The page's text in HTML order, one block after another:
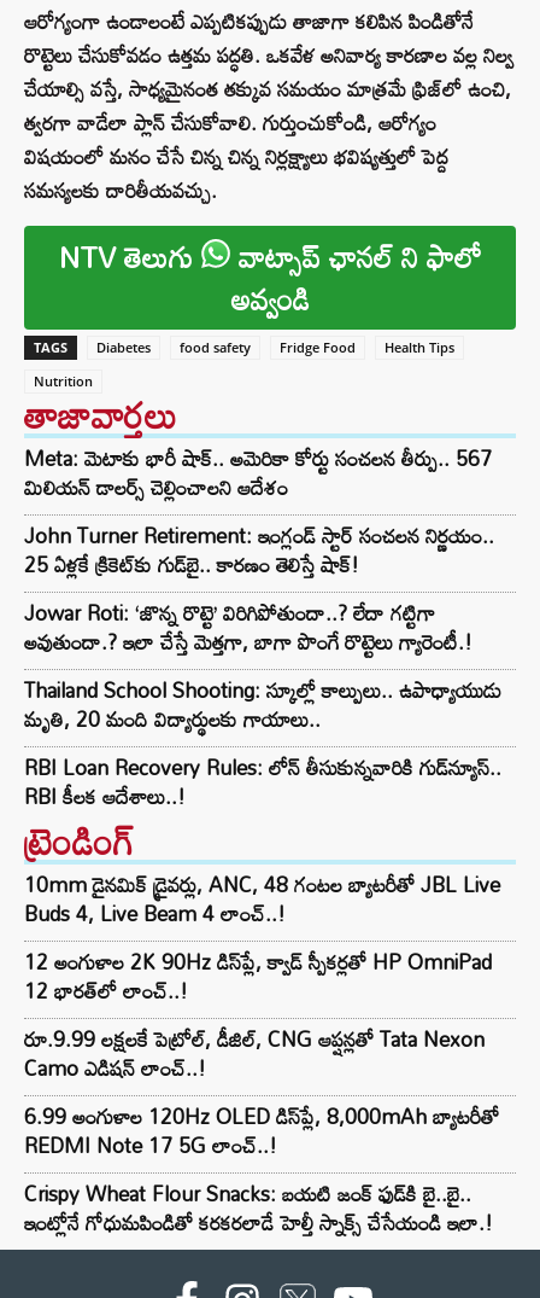
ఆరోగ్యంగా ఉండాలంటే ఎప్పటికప్పుడు తాజాగా కలిపిన పిండితోనే
రొట్టెలు చేసుకోవడం ఉత్తమ పద్ధతి. ఒకవేళ అనివార్య కారణాల వల్ల నిల్వ
చేయాల్సి వస్తే, సాధ్యమైనంత తక్కువ సమయం మాత్రమే ఫ్రిజ్‌లో ఉంచి,
త్వరగా వాడేలా ప్లాన్ చేసుకోవాలి. గుర్తుంచుకోండి, ఆరోగ్యం
విషయంలో మనం చేసే చిన్న చిన్న నిర్లక్ష్యాలు భవిష్యత్తులో పెద్ద
సమస్యలకు దారితీయవచ్చు.
NTV తెలుగు వాట్సాప్ ఛానల్ ని ఫాలో
అవ్వండి
TAGS Diabetes food safety Fridge Food
Health Tips
Nutrition
తాజావార్తలు
Meta: మెటాకు భారీ షాక్.. అమెరికా కోర్టు సంచలన తీర్పు.. 567
మిలియన్ డాలర్స్ చెల్లించాలని ఆదేశం
John Turner Retirement: ఇంగ్లండ్ స్టార్ సంచలన నిర్ణయం..
25 ఏళ్లకే క్రికెట్‌కు గుడ్‌బై.. కారణం తెలిస్తే షాక్!
Jowar Roti: ‘జొన్న రొట్టె’ విరిగిపోతుందా..? లేదా గట్టిగా
అవుతుందా.? ఇలా చేస్తే మెత్తగా, బాగా పొంగే రొట్టెలు గ్యారెంటీ.!
Thailand School Shooting: స్కూల్లో కాల్పులు.. ఉపాధ్యాయుడు
మృతి, 20 మంది విద్యార్థులకు గాయాలు..
RBI Loan Recovery Rules: లోన్ తీసుకున్నవారికి గుడ్‌న్యూస్..
RBI కీలక ఆదేశాలు..!
ట్రెండింగ్‌
10mm డైనమిక్ డ్రైవర్లు, ANC, 48 గంటల బ్యాటరీతో JBL Live
Buds 4, Live Beam 4 లాంచ్..!
12 అంగుళాల 2K 90Hz డిస్‌ప్లే, క్వాడ్ స్పీకర్లతో HP OmniPad
12 భారత్‌లో లాంచ్..!
రూ.9.99 లక్షలకే పెట్రోల్, డీజిల్, CNG ఆప్షన్లతో Tata Nexon
Camo ఎడిషన్ లాంచ్..!
6.99 అంగుళాల 120Hz OLED డిస్‌ప్లే, 8,000mAh బ్యాటరీతో
REDMI Note 17 5G లాంచ్..!
Crispy Wheat Flour Snacks: బయటి జంక్ ఫుడ్‌కి బై..బై..
ఇంట్లోనే గోధుమపిండితో కరకరలాడే హెల్తీ స్నాక్స్ చేసేయండి ఇలా.!